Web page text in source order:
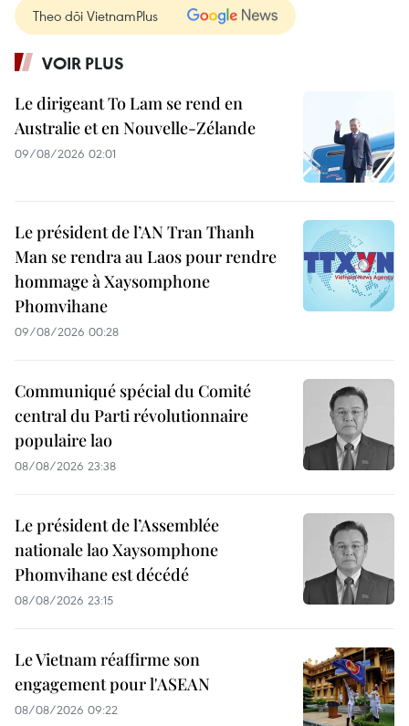
Theo dõi VietnamPlus
VOIR PLUS
Le dirigeant To Lam se rend en
Australie et en Nouvelle-Zélande
09/08/2026 02:01
Le président de l’AN Tran Thanh
Man se rendra au Laos pour rendre
hommage à Xaysomphone
Phomvihane
09/08/2026 00:28
Communiqué spécial du Comité
central du Parti révolutionnaire
populaire lao
08/08/2026 23:38
Le président de l’Assemblée
nationale lao Xaysomphone
Phomvihane est décédé
08/08/2026 23:15
Le Vietnam réaffirme son
engagement pour l'ASEAN
08/08/2026 09:22